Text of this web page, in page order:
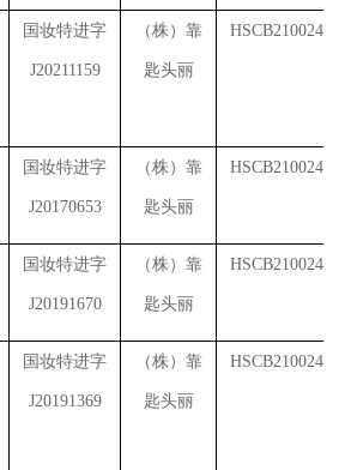
国妆特进字
J20211159
（株）靠
匙头丽
国妆特进字
J20170653
（株）靠
匙头丽
国妆特进字
J20191670
（株）靠
匙头丽
国妆特进字
J20191369
（株）靠
匙头丽